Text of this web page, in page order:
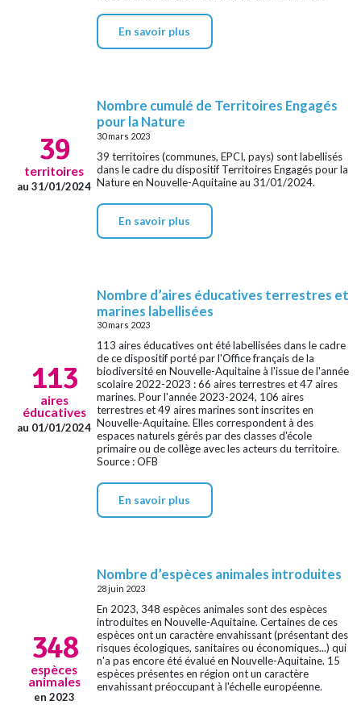
En savoir plus
39
territoires
au 31/01/2024
Nombre cumulé de Territoires Engagés
pour la Nature
30 mars 2023
39 territoires (communes, EPCI, pays) sont labellisés
dans le cadre du dispositif Territoires Engagés pour la
Nature en Nouvelle-Aquitaine au 31/01/2024.
En savoir plus
113
aires
éducatives
au 01/01/2024
Nombre d’aires éducatives terrestres et
marines labellisées
30 mars 2023
113 aires éducatives ont été labellisées dans le cadre
de ce dispositif porté par l'Office français de la
biodiversité en Nouvelle-Aquitaine à l'issue de l'année
scolaire 2022-2023 : 66 aires terrestres et 47 aires
marines. Pour l'année 2023-2024, 106 aires
terrestres et 49 aires marines sont inscrites en
Nouvelle-Aquitaine. Elles correspondent à des
espaces naturels gérés par des classes d'école
primaire ou de collège avec les acteurs du territoire.
Source : OFB
En savoir plus
348
espèces
animales
en 2023
Nombre d’espèces animales introduites
28 juin 2023
En 2023, 348 espèces animales sont des espèces
introduites en Nouvelle-Aquitaine. Certaines de ces
espèces ont un caractère envahissant (présentant des
risques écologiques, sanitaires ou économiques...) qui
n'a pas encore été évalué en Nouvelle-Aquitaine. 15
espèces présentes en région ont un caractère
envahissant préoccupant à l'échelle européenne.